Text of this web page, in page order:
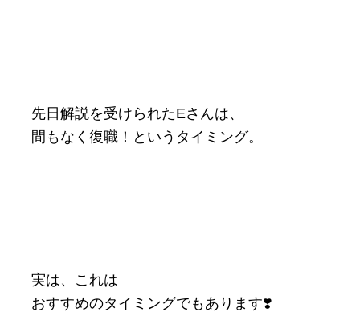
先日解説を受けられたEさんは、
間もなく復職！というタイミング。
実は、これは
おすすめのタイミングでもあります❣️